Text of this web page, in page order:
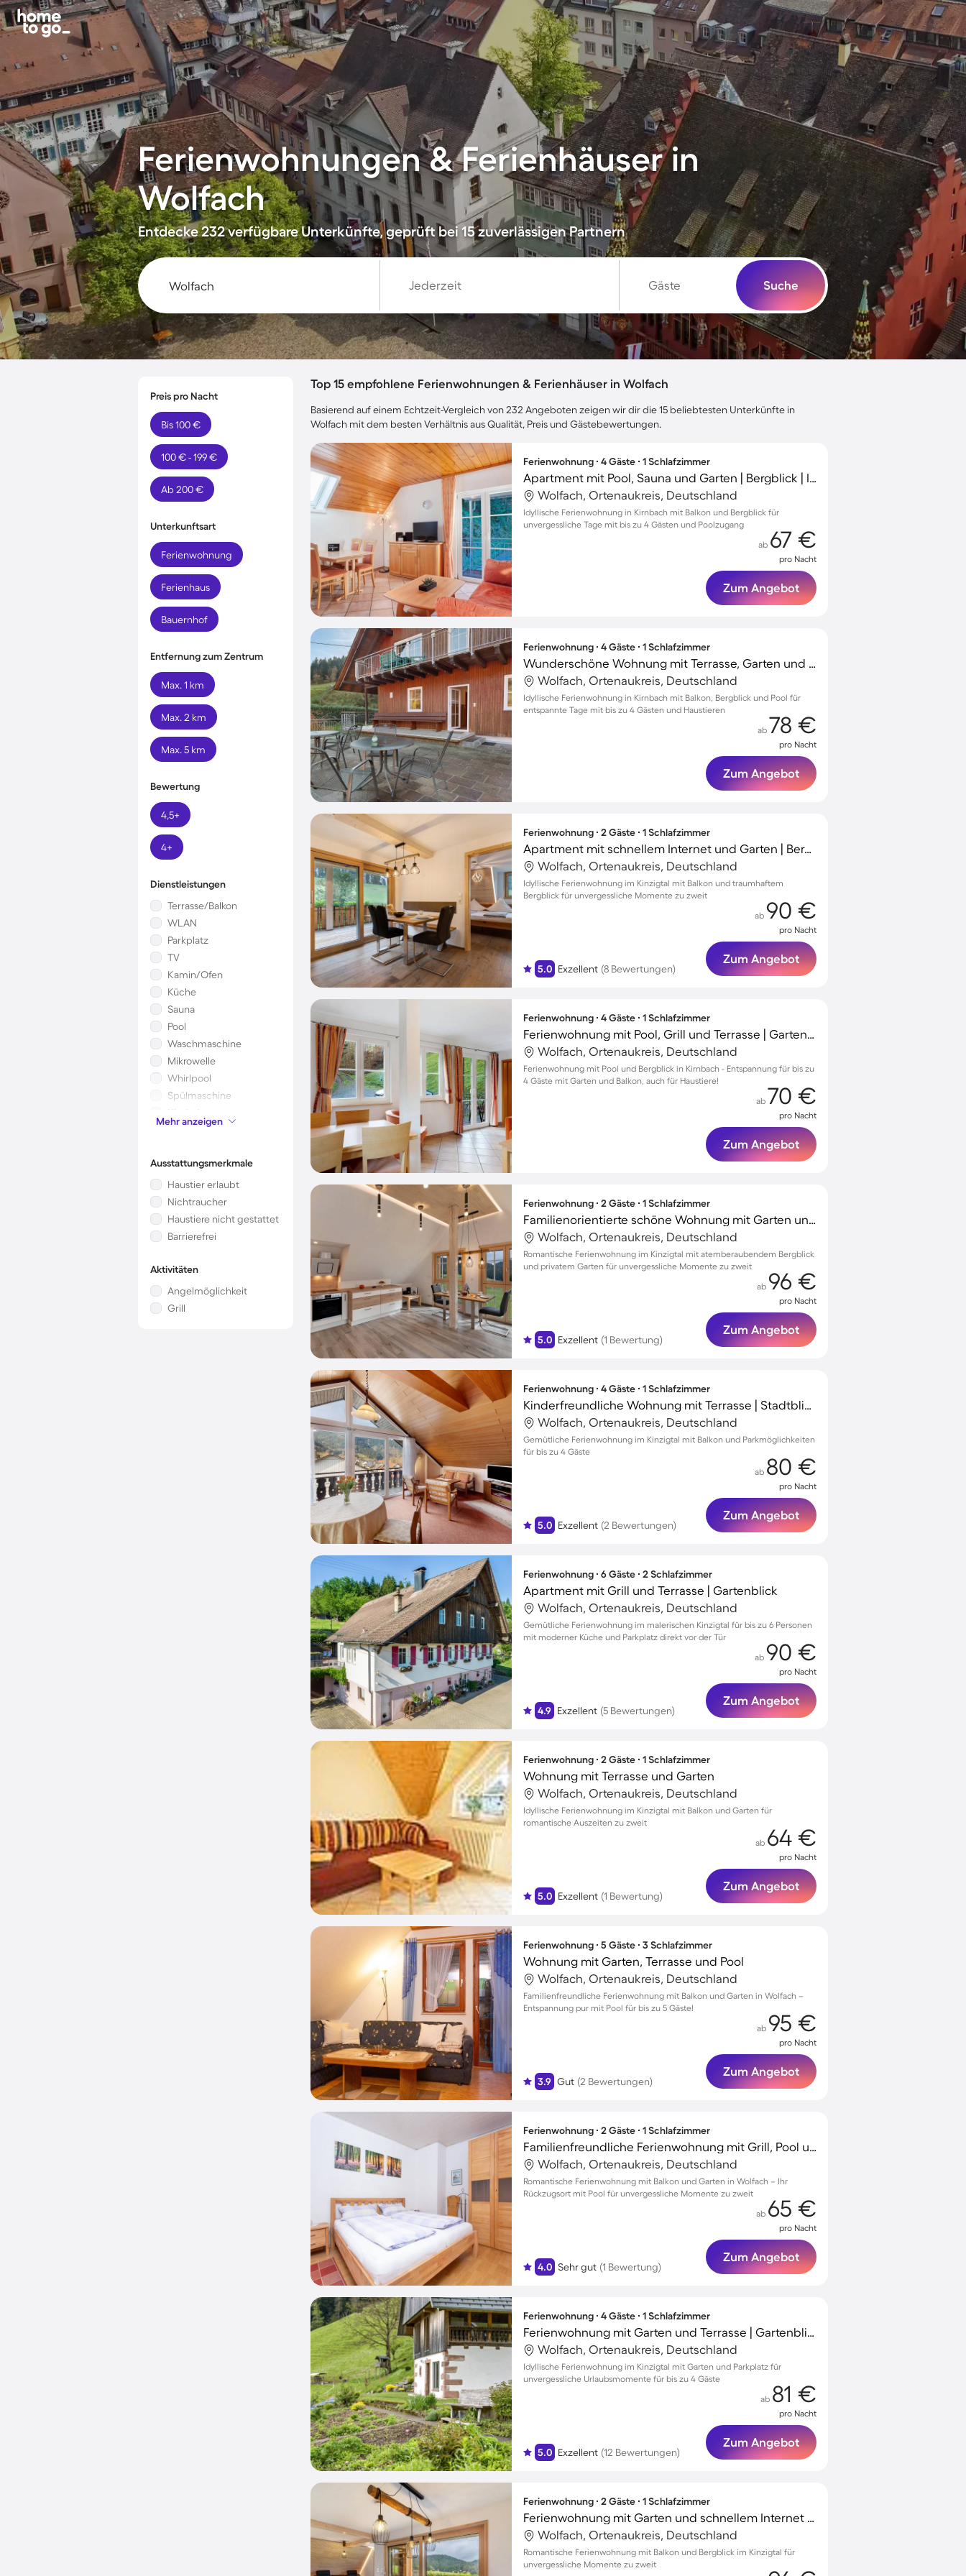
Ferienwohnungen & Ferienhäuser in
Wolfach
Entdecke 232 verfügbare Unterkünfte, geprüft bei 15 zuverlässigen Partnern
Jederzeit Gäste Suche
Preis pro Nacht
Bis 100 €
100 € - 199 €
Ab 200 €
Unterkunftsart
Ferienwohnung
Ferienhaus
Bauernhof
Entfernung zum Zentrum
Max. 1 km
Max. 2 km
Max. 5 km
Bewertung
4,5+
4+
Dienstleistungen
Terrasse/Balkon
WLAN
Parkplatz
TV
Kamin/Ofen
Küche
Sauna
Pool
Waschmaschine
Mikrowelle
Whirlpool
Spülmaschine
Kinderbett
Mehr anzeigen
Ausstattungsmerkmale
Haustier erlaubt
Nichtraucher
Haustiere nicht gestattet
Barrierefrei
Aktivitäten
Angelmöglichkeit
Grill
Top 15 empfohlene Ferienwohnungen & Ferienhäuser in Wolfach
Basierend auf einem Echtzeit-Vergleich von 232 Angeboten zeigen wir dir die 15 beliebtesten Unterkünfte in
Wolfach mit dem besten Verhältnis aus Qualität, Preis und Gästebewertungen.
Ferienwohnung ∙ 4 Gäste ∙ 1 Schlafzimmer
Apartment mit Pool, Sauna und Garten | Bergblick | Ideal für Homeoffice | Haustiere erlaubt
Wolfach, Ortenaukreis, Deutschland
Idyllische Ferienwohnung in Kirnbach mit Balkon und Bergblick für
unvergessliche Tage mit bis zu 4 Gästen und Poolzugang
ab 67 €
pro Nacht
Zum Angebot
Ferienwohnung ∙ 4 Gäste ∙ 1 Schlafzimmer
Wunderschöne Wohnung mit Terrasse, Garten und Grill | Gartenblick | Ideal für Homeoffice | Haustierfreundlich
Wolfach, Ortenaukreis, Deutschland
Idyllische Ferienwohnung in Kirnbach mit Balkon, Bergblick und Pool für
entspannte Tage mit bis zu 4 Gästen und Haustieren
ab 78 €
pro Nacht
Zum Angebot
Ferienwohnung ∙ 2 Gäste ∙ 1 Schlafzimmer
Apartment mit schnellem Internet und Garten | Bergblick
Wolfach, Ortenaukreis, Deutschland
Idyllische Ferienwohnung im Kinzigtal mit Balkon und traumhaftem
Bergblick für unvergessliche Momente zu zweit
5.0 Exzellent (8 Bewertungen)
ab 90 €
pro Nacht
Zum Angebot
Ferienwohnung ∙ 4 Gäste ∙ 1 Schlafzimmer
Ferienwohnung mit Pool, Grill und Terrasse | Gartenblick | Ideal für Homeoffice
Wolfach, Ortenaukreis, Deutschland
Ferienwohnung mit Pool und Bergblick in Kirnbach - Entspannung für bis zu
4 Gäste mit Garten und Balkon, auch für Haustiere!
ab 70 €
pro Nacht
Zum Angebot
Ferienwohnung ∙ 2 Gäste ∙ 1 Schlafzimmer
Familienorientierte schöne Wohnung mit Garten und schnellem Internet | Bergblick
Wolfach, Ortenaukreis, Deutschland
Romantische Ferienwohnung im Kinzigtal mit atemberaubendem Bergblick
und privatem Garten für unvergessliche Momente zu zweit
5.0 Exzellent (1 Bewertung)
ab 96 €
pro Nacht
Zum Angebot
Ferienwohnung ∙ 4 Gäste ∙ 1 Schlafzimmer
Kinderfreundliche Wohnung mit Terrasse | Stadtblick
Wolfach, Ortenaukreis, Deutschland
Gemütliche Ferienwohnung im Kinzigtal mit Balkon und Parkmöglichkeiten
für bis zu 4 Gäste
5.0 Exzellent (2 Bewertungen)
ab 80 €
pro Nacht
Zum Angebot
Ferienwohnung ∙ 6 Gäste ∙ 2 Schlafzimmer
Apartment mit Grill und Terrasse | Gartenblick
Wolfach, Ortenaukreis, Deutschland
Gemütliche Ferienwohnung im malerischen Kinzigtal für bis zu 6 Personen
mit moderner Küche und Parkplatz direkt vor der Tür
4.9 Exzellent (5 Bewertungen)
ab 90 €
pro Nacht
Zum Angebot
Ferienwohnung ∙ 2 Gäste ∙ 1 Schlafzimmer
Wohnung mit Terrasse und Garten
Wolfach, Ortenaukreis, Deutschland
Idyllische Ferienwohnung im Kinzigtal mit Balkon und Garten für
romantische Auszeiten zu zweit
5.0 Exzellent (1 Bewertung)
ab 64 €
pro Nacht
Zum Angebot
Ferienwohnung ∙ 5 Gäste ∙ 3 Schlafzimmer
Wohnung mit Garten, Terrasse und Pool
Wolfach, Ortenaukreis, Deutschland
Familienfreundliche Ferienwohnung mit Balkon und Garten in Wolfach –
Entspannung pur mit Pool für bis zu 5 Gäste!
3.9 Gut (2 Bewertungen)
ab 95 €
pro Nacht
Zum Angebot
Ferienwohnung ∙ 2 Gäste ∙ 1 Schlafzimmer
Familienfreundliche Ferienwohnung mit Grill, Pool und Garten
Wolfach, Ortenaukreis, Deutschland
Romantische Ferienwohnung mit Balkon und Garten in Wolfach – Ihr
Rückzugsort mit Pool für unvergessliche Momente zu zweit
4.0 Sehr gut (1 Bewertung)
ab 65 €
pro Nacht
Zum Angebot
Ferienwohnung ∙ 4 Gäste ∙ 1 Schlafzimmer
Ferienwohnung mit Garten und Terrasse | Gartenblick
Wolfach, Ortenaukreis, Deutschland
Idyllische Ferienwohnung im Kinzigtal mit Garten und Parkplatz für
unvergessliche Urlaubsmomente für bis zu 4 Gäste
5.0 Exzellent (12 Bewertungen)
ab 81 €
pro Nacht
Zum Angebot
Ferienwohnung ∙ 2 Gäste ∙ 1 Schlafzimmer
Ferienwohnung mit Garten und schnellem Internet | Gartenblick
Wolfach, Ortenaukreis, Deutschland
Romantische Ferienwohnung mit Balkon und Bergblick im Kinzigtal für
unvergessliche Momente zu zweit